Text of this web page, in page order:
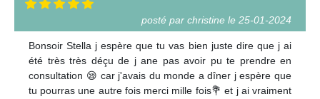
posté par christine le 25-01-2024
Bonsoir Stella j espère que tu vas bien juste dire que j ai
été très très déçu de j ane pas avoir pu te prendre en
consultation 😪 car j'avais du monde a dîner j espère que
tu pourras une autre fois merci mille fois💐 et j ai vraiment